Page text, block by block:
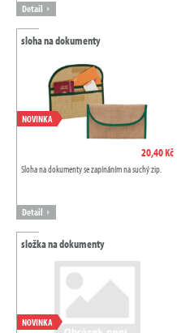
Detail
sloha na dokumenty
NOVINKA
20,40 Kč
Sloha na dokumenty se zapínáním na suchý zip.
Detail
složka na dokumenty
NOVINKA